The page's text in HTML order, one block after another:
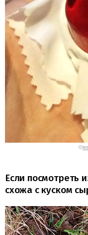
©
Если посмотреть
схожа с куском